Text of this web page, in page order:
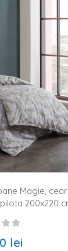
pentru
de
toate
cand alegi
romantic,
vei gasi
nude, fie
Magie,
200x220
lei